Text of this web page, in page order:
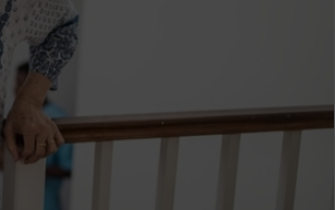
Guyane